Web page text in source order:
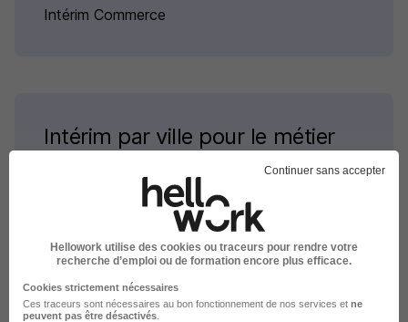
Intérim Commerce
Intérim par ville pour le métier
Agent technico commercial
Intérim Valence Agent technico commercial
Parcourir toutes les missions d'intérim de Agent
technico commercial
Continuer sans accepter
Hellowork utilise des cookies ou traceurs pour rendre votre
recherche d’emploi ou de formation encore plus efficace.
Cookies strictement nécessaires
Ces traceurs sont nécessaires au bon fonctionnement de nos services et ne
peuvent pas être désactivés